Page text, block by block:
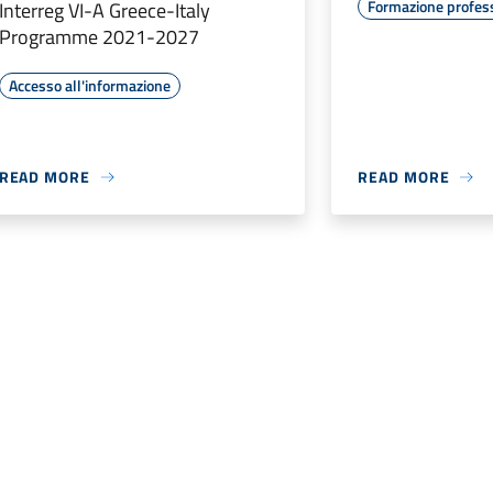
VI-A Greece-Italy
2021-2027
Accesso all'informazione
MORE
Formazione
READ MORE